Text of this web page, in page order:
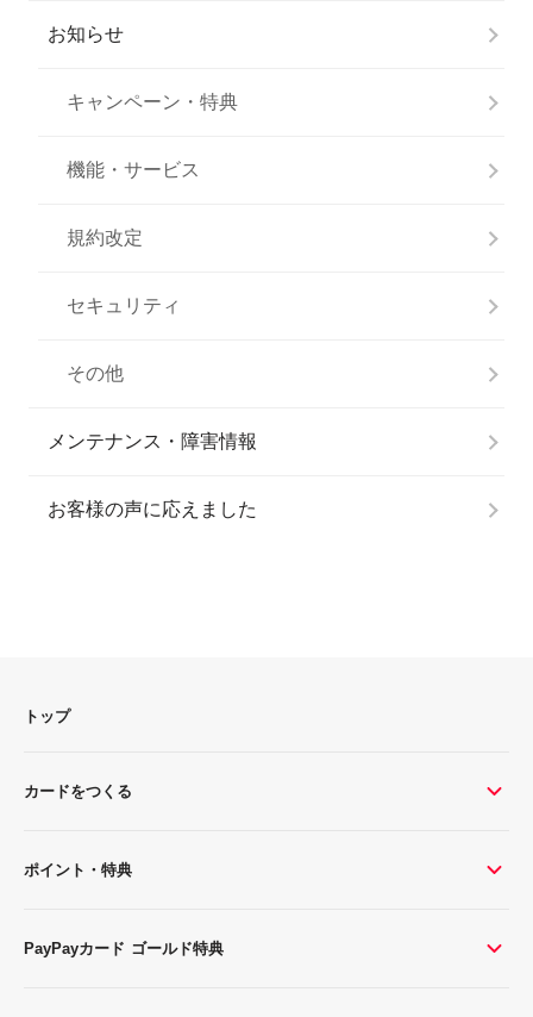
お知らせ
キャンペーン・特典
機能・サービス
規約改定
セキュリティ
その他
メンテナンス・障害情報
お客様の声に応えました
トップ
カードをつくる
ポイント・特典
PayPayカード ゴールド特典